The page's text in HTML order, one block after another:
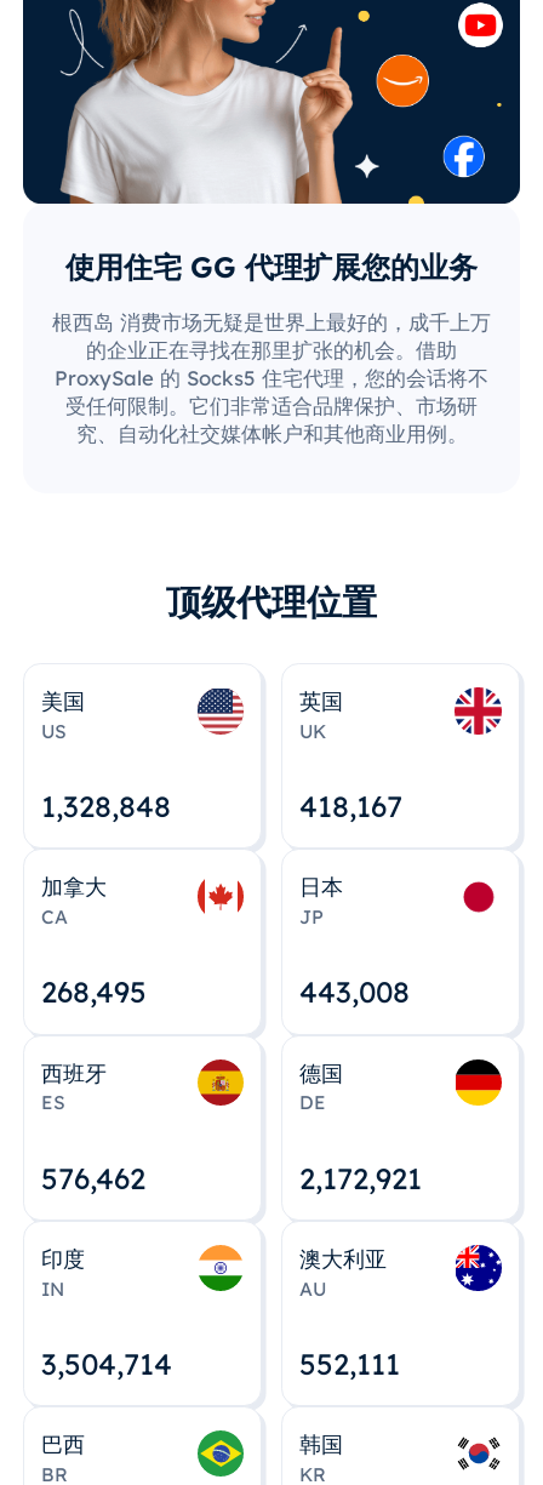
使用住宅 GG 代理扩展您的业务
根西岛 消费市场无疑是世界上最好的，成千上万
的企业正在寻找在那里扩张的机会。借助
ProxySale 的 Socks5 住宅代理，您的会话将不
受任何限制。它们非常适合品牌保护、市场研
究、自动化社交媒体帐户和其他商业用例。
顶级代理位置
美国
US
1,328,848
英国
UK
418,167
加拿大
CA
268,495
日本
JP
443,008
西班牙
ES
576,463
德国
DE
2,172,922
印度
IN
3,504,715
澳大利亚
AU
552,112
巴西
BR
韩国
KR